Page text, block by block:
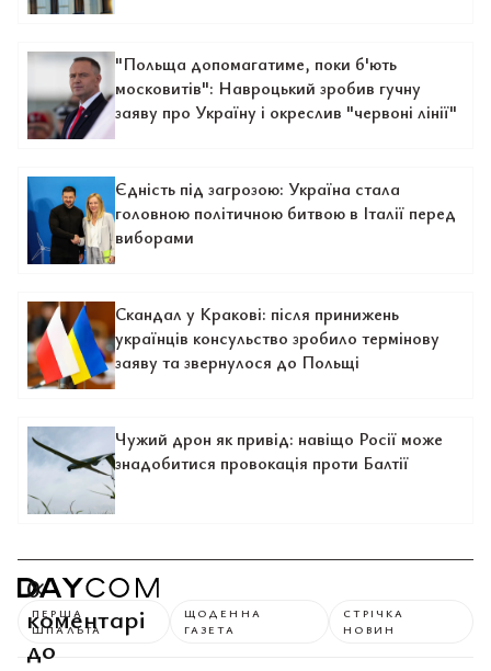
"Польща допомагатиме, поки б'ють
московитів": Навроцький зробив гучну
заяву про Україну і окреслив "червоні лінії"
Єдність під загрозою: Україна стала
головною політичною битвою в Італії перед
виборами
Скандал у Кракові: після принижень
українців консульство зробило термінову
заяву та звернулося до Польщі
Чужий дрон як привід: навіщо Росії може
знадобитися провокація проти Балтії
0
коментарі
до
ПЕРША
ШПАЛЬТА
ЩОДЕННА
ГАЗЕТА
СТРІЧКА
НОВИН